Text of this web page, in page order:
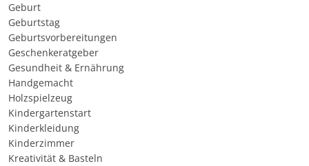
Geburt
Geburtstag
Geburtsvorbereitungen
Geschenkeratgeber
Gesundheit & Ernährung
Handgemacht
Holzspielzeug
Kindergartenstart
Kinderkleidung
Kinderzimmer
Kreativität & Basteln